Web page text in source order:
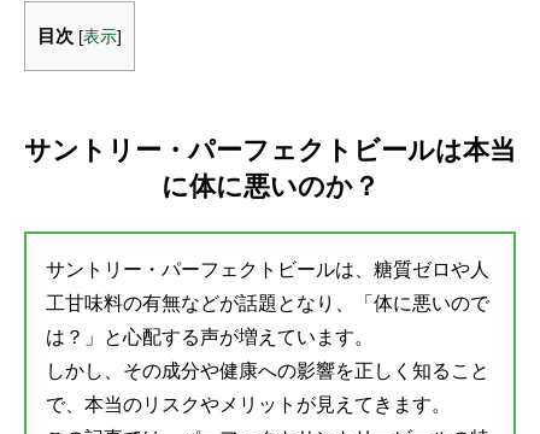
目次 [表示]
サントリー・パーフェクトビールは本当
に体に悪いのか？
サントリー・パーフェクトビールは、糖質ゼロや人
工甘味料の有無などが話題となり、「体に悪いので
は？」と心配する声が増えています。
しかし、その成分や健康への影響を正しく知ること
で、本当のリスクやメリットが見えてきます。